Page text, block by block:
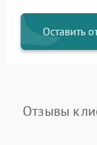
Оставить
Отзывы